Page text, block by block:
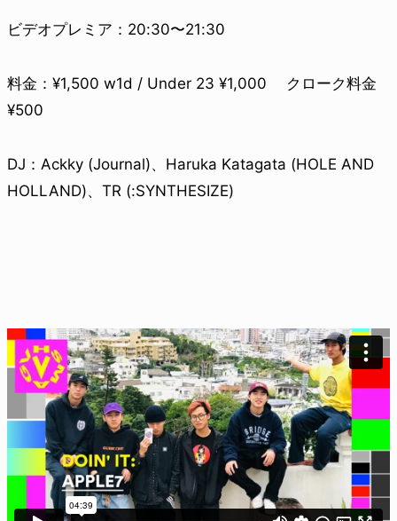
ビデオプレミア：20:30〜21:30
料金：¥1,500 w1d / Under 23 ¥1,000 クローク料金
¥500
DJ：Ackky (Journal)、Haruka Katagata (HOLE AND
HOLLAND)、TR (:SYNTHESIZE)